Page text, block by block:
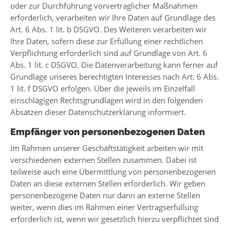
oder zur Durchführung vorvertraglicher Maßnahmen
erforderlich, verarbeiten wir Ihre Daten auf Grundlage des
Art. 6 Abs. 1 lit. b DSGVO. Des Weiteren verarbeiten wir
Ihre Daten, sofern diese zur Erfüllung einer rechtlichen
Verpflichtung erforderlich sind auf Grundlage von Art. 6
Abs. 1 lit. c DSGVO. Die Datenverarbeitung kann ferner auf
Grundlage unseres berechtigten Interesses nach Art. 6 Abs.
1 lit. f DSGVO erfolgen. Über die jeweils im Einzelfall
einschlägigen Rechtsgrundlagen wird in den folgenden
Absätzen dieser Datenschutzerklärung informiert.
Empfänger von personenbezogenen Daten
Im Rahmen unserer Geschäftstätigkeit arbeiten wir mit
verschiedenen externen Stellen zusammen. Dabei ist
teilweise auch eine Übermittlung von personenbezogenen
Daten an diese externen Stellen erforderlich. Wir geben
personenbezogene Daten nur dann an externe Stellen
weiter, wenn dies im Rahmen einer Vertragserfüllung
erforderlich ist, wenn wir gesetzlich hierzu verpflichtet sind